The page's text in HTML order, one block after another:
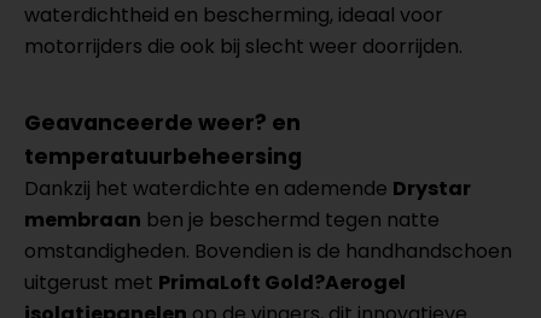
waterdichtheid en bescherming, ideaal voor
motorrijders die ook bij slecht weer doorrijden.
Geavanceerde weer? en
temperatuurbeheersing
Dankzij het waterdichte en ademende Drystar
membraan ben je beschermd tegen natte
omstandigheden. Bovendien is de handhandschoen
uitgerust met PrimaLoft Gold?Aerogel